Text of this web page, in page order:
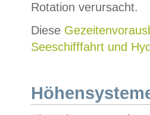
Rotation verursacht.
Diese
Seeschifffahrt und